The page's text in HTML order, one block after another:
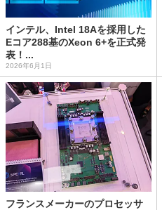
インテル、Intel 18Aを採用した
Eコア288基のXeon 6+を正式発
表！...
2026年6月1日
フランスメーカーのプロセッサ